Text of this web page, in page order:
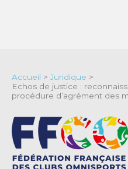
Accueil > Juridique >
Echos de justice :
procédure d’agrément des